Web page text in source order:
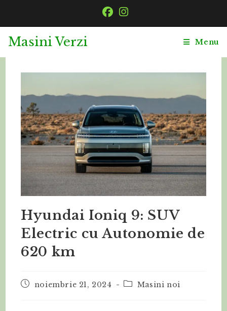
Masini Verzi Menu
Hyundai Ioniq 9: SUV
Electric cu Autonomie de
620 km
noiembrie 21, 2024 Masini noi